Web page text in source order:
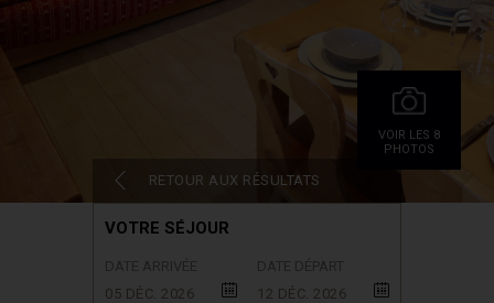
VOIR LES 8
PHOTOS
RETOUR AUX RÉSULTATS
VOTRE SÉJOUR
05 DÉC. 2026
12 DÉC. 2026